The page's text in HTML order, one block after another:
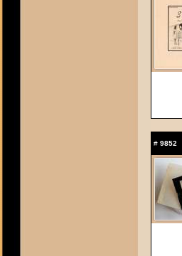
# 9852